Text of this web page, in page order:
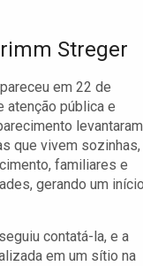
Streger
em 22 de
atenção pública e
levantaram
que vivem sozinhas,
familiares e
gerando um início
contatá-la, e a
em um sítio na